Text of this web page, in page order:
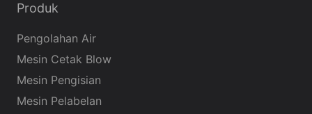
Produk
Pengolahan Air
Mesin Cetak Blow
Mesin Pengisian
Mesin Pelabelan